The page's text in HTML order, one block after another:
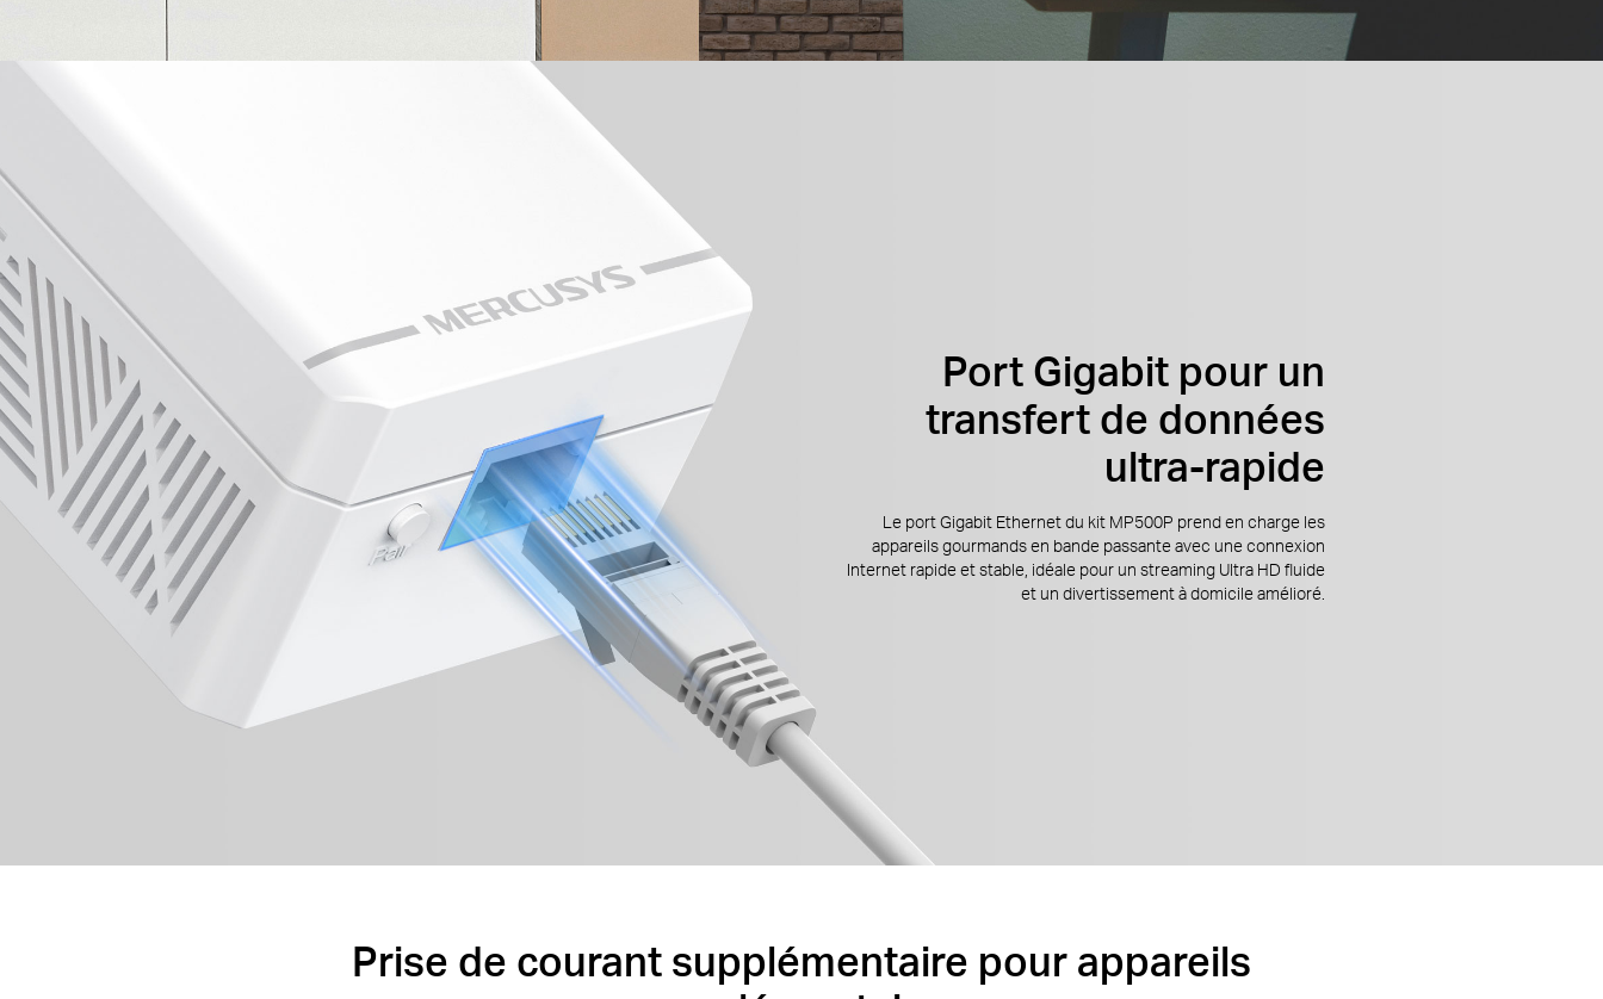
Port Gigabit pour un
transfert de données
ultra-rapide
Le port Gigabit Ethernet du kit MP500P prend en charge les
appareils gourmands en bande passante avec une connexion
Internet rapide et stable, idéale pour un streaming Ultra HD fluide
et un divertissement à domicile amélioré.
Prise de courant supplémentaire pour appareils